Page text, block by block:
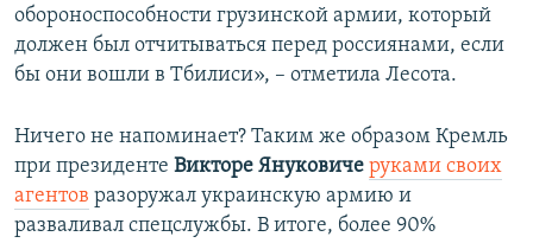
обороноспособности грузинской армии, который
должен был отчитываться перед россиянами, если
бы они вошли в Тбилиси», – отметила Лесота.
Ничего не напоминает? Таким же образом Кремль
при президенте Викторе Януковиче руками своих
агентов разоружал украинскую армию и
разваливал спецслужбы. В итоге, более 90%